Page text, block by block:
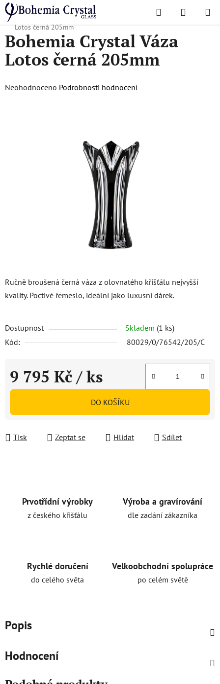
Přejít
na
obsah
Hledat
KOŠÍK
Domů
/ Oblíbené kolekce / Kompletní nabídka
Bohemia Crystal Váza
Lotos černá 205mm
Ručně broušená černá váza z olovnatého křišťálu nejvyšší
kvality. Poctivé řemeslo, ideální jako luxusní dárek.
Dostupnost Skladem (1 ks)
Kód:
80029/0/76542/205/C
9 795 Kč / ks
Měrná cena:
DO KOŠÍKU
Tisk Zeptat se Hlídat Sdílet
Bohemia Crystal Váza
Lotos černá 205mm
Průměrné
Neohodnoceno Podrobnosti hodnocení
Prvotřídní výrobky
z českého křišťálu
Výroba a gravírování
dle zadání zákazníka
Rychlé doručení
do celého světa
Velkoobchodní spolupráce
po celém světě
Popis
Hodnocení